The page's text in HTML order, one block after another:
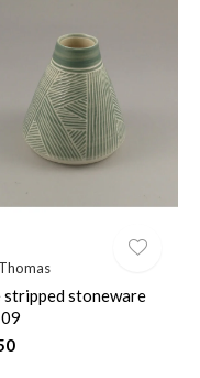
stripped stoneware